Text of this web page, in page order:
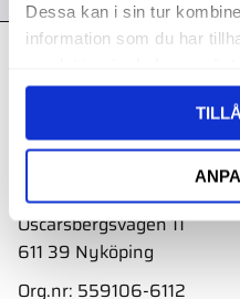
Dessa kan i sin tur
information som du har
Telefon:0155-332 05
order@svith.se
Oscarsbergsvägen 11
611 39 Nyköping
Org.nr: 559106-6112